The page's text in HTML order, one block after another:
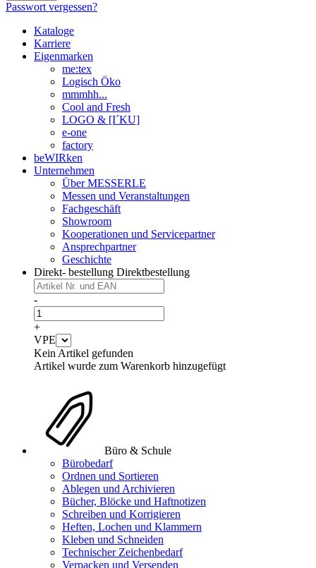
Passwort vergessen?
Kataloge
Karriere
Eigenmarken
me:tex
Logisch Öko
mmmhh...
Cool and Fresh
LOGO & [I´KU]
e-one
factory
beWIRken
Unternehmen
Über MESSERLE
Messen und Veranstaltungen
Fachgeschäft
Showroom
Kooperationen und Servicepartner
Ansprechpartner
Geschichte
Direkt- bestellung Direktbestellung
-
+
VPE
Kein Artikel gefunden
Artikel wurde zum Warenkorb hinzugefügt
Büro & Schule
Bürobedarf
Ordnen und Sortieren
Ablegen und Archivieren
Bücher, Blöcke und Haftnotizen
Schreiben und Korrigieren
Heften, Lochen und Klammern
Kleben und Schneiden
Technischer Zeichenbedarf
Verpacken und Versenden